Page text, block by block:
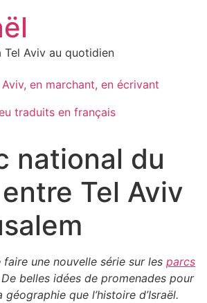
Tel Aviv au quotidien
Aviv, en marchant, en écrivant
traduits en français
national du
Tel Aviv
une nouvelle série sur les parcs
belles idées de promenades pour
que l’histoire d’Israël.